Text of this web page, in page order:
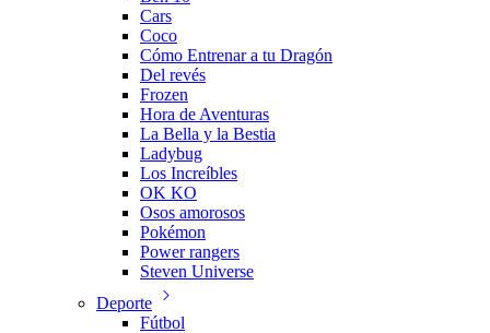
Cars
Coco
Cómo Entrenar a tu Dragón
Del revés
Frozen
Hora de Aventuras
La Bella y la Bestia
Ladybug
Los Increíbles
OK KO
Osos amorosos
Pokémon
Power rangers
Steven Universe
Deporte
Fútbol